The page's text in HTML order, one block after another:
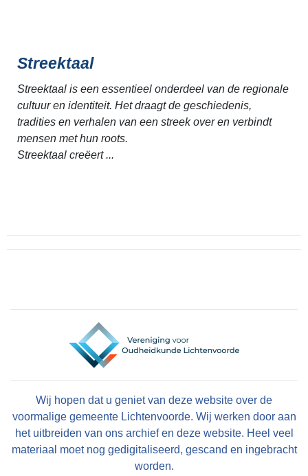
Streektaal
Streektaal is een essentieel onderdeel van de regionale
cultuur en identiteit. Het draagt de geschiedenis,
tradities en verhalen van een streek over en verbindt
mensen met hun roots.
Streektaal creëert ...
Wij hopen dat u geniet van deze website over de
voormalige gemeente Lichtenvoorde. Wij werken door aan
het uitbreiden van ons archief en deze website. Heel veel
materiaal moet nog gedigitaliseerd, gescand en ingebracht
worden.